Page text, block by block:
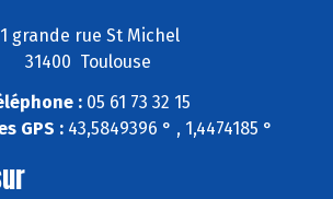
grande rue St Michel
31400 Toulouse
: 05 61 73 32 15
GPS :43,5849396 ° , 1,4474185 °